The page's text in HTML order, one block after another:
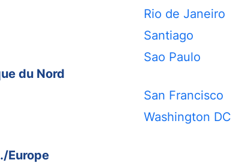
Rio de Janeiro
Santiago
Sao Paulo
du Nord
San Francisco
Washington DC
Europe